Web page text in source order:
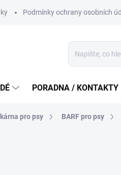
Podmínky ochrany osobních
PORADNA / KONTAKTY
pro psy BARF pro psy